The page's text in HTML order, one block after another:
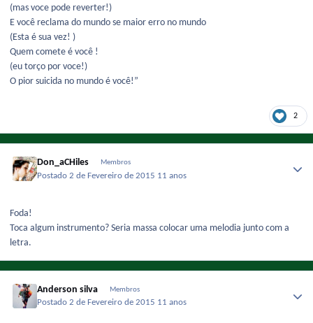
(mas voce pode reverter!)
E você reclama do mundo se maior erro no mundo
(Esta é sua vez! )
Quem comete é você !
(eu torço por voce!)
O pior suicida no mundo é você!”
2
Don_aCHiles Membros
Postado2 de Fevereiro de 2015 11 anos
Foda!
Toca algum instrumento? Seria massa colocar uma melodia junto com a
letra.
Anderson silva Membros
Postado2 de Fevereiro de 2015 11 anos